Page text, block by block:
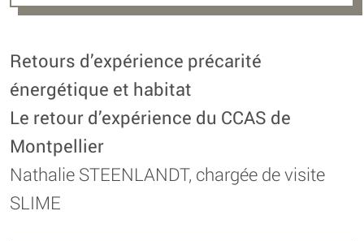
Retours d’expérience précarité
énergétique et habitat
Le retour d’expérience du CCAS de
Montpellier
Nathalie STEENLANDT, chargée de visite
SLIME